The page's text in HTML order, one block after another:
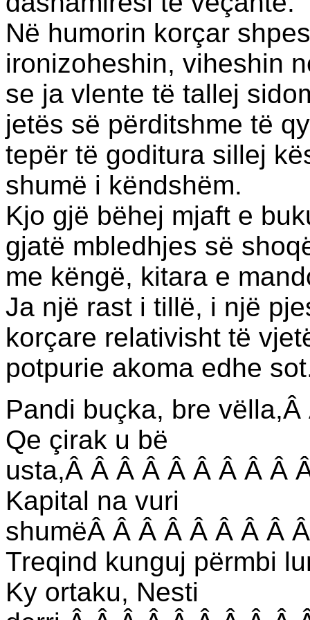
Në humorin korçar
ironizoheshin, viheshin
se ja vlente të tallej
jetës së përditshme të
tepër të goditura sillej
shumë і këndshëm.
Kjo gjë bëhej mjaft e
gjatë mbledhjes së
me këngë, kitara e
Ja një rast і tillë, і një
korçare relativisht të
potpurie akoma edhe
Pandi buçka, bre
Qe çirak u bë
usta,Â Â Â Â Â Â Â Â Â
Kapital na vuri
shumëÂ Â Â Â Â Â Â Â
Treqind kunguj përmbi
Ky ortaku, Nesti